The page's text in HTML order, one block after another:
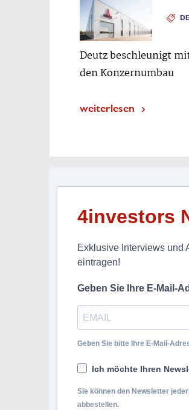
Deutz beschleunigt
den Konzernumbau
weiterlesen
4investors
Exklusive Interviews und
eintragen!
Geben Sie Ihre E-Mail-
Geben Sie bitte Ihre E-Mail-
Ich möchte Ihren
Sie können den Newsletter
abbestellen.